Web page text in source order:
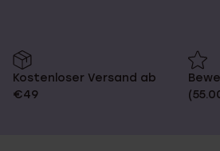
Kostenloser Versand ab
€49